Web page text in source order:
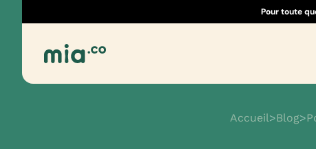
Pour toute
Accueil>Blog>